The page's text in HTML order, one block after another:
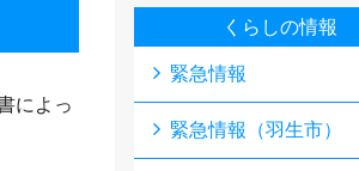
によっ
くらしの情報
緊急情報
緊急情報（羽生市）